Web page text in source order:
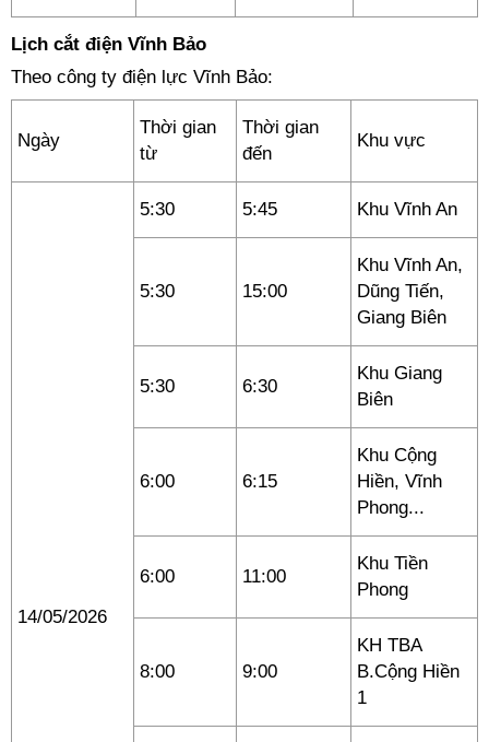
Lịch cắt điện Vĩnh Bảo
Theo công ty điện lực Vĩnh Bảo:
Ngày
Thời gian
từ
Thời gian
đến
Khu vực
14/05/2026
5:30 5:45 Khu Vĩnh An
5:30 15:00
Khu Vĩnh An,
Dũng Tiến,
Giang Biên
5:30 6:30
Khu Giang
Biên
6:00 6:15
Khu Cộng
Hiền, Vĩnh
Phong...
6:00 11:00
Khu Tiền
Phong
8:00 9:00
KH TBA
B.Cộng Hiền
1